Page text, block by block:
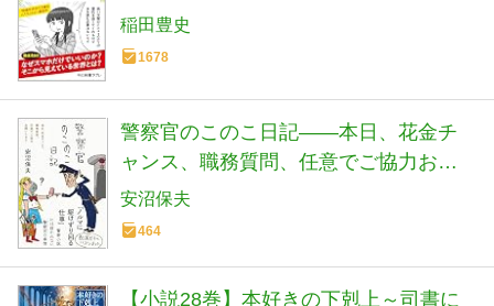
書ラクレ 861)
稲田豊史
1678
警察官のこのこ日記――本日、花金チ
ャンス、職務質問、任意でご協力お願
いします (日記シリーズ)
安沼保夫
464
【小説28巻】本好きの下剋上～司書に